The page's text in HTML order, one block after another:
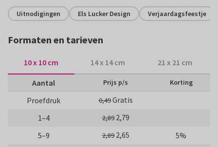
Uitnodigingen Els Lucker Design Verjaardagsfeestje
Formaten en tarieven
10 x 10 cm 14 x 14 cm 21 x 21 cm
Aantal Prijs p/s Korting
Proefdruk 0,49Gratis
1–4
2,89 2,79
5–9
2,89 2,65
5%